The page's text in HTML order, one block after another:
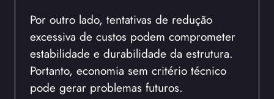
Por outro lado, tentativas de redução
excessiva de custos podem comprometer
estabilidade e durabilidade da estrutura.
Portanto, economia sem critério técnico
pode gerar problemas futuros.